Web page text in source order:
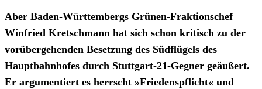
Aber Baden-Württembergs Grünen-Fraktionschef
Winfried Kretschmann hat sich schon kritisch zu der
vorübergehenden Besetzung des Südflügels des
Hauptbahnhofes durch Stuttgart-21-Gegner geäußert.
Er argumentiert es herrscht »Friedenspflicht« und